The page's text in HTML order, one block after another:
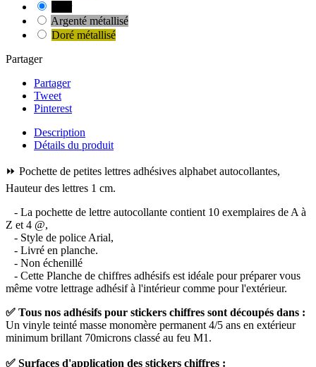
Argenté métallisé
Doré métallisé
Partager
Partager
Tweet
Pinterest
Description
Détails du produit
⏩ Pochette de petites lettres adhésives alphabet autocollantes,
Hauteur des lettres 1 cm.
- La pochette de lettre autocollante contient 10 exemplaires de A à
Z et 4 @,
- Style de police Arial,
- Livré en planche.
- Non échenillé
- Cette Planche de chiffres adhésifs est idéale pour préparer vous
même votre lettrage adhésif à l'intérieur comme pour l'extérieur.
✅ Tous nos adhésifs pour stickers chiffres sont découpés dans :
Un vinyle teinté masse monomère permanent 4/5 ans en extérieur
minimum brillant 70microns classé au feu M1.
✅ Surfaces d'application des stickers chiffres :